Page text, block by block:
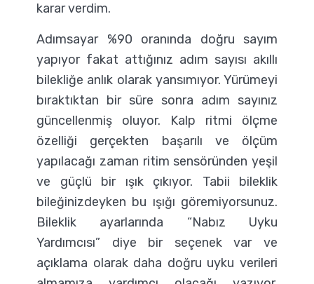
karar verdim.
Adımsayar %90 oranında doğru sayım
yapıyor fakat attığınız adım sayısı akıllı
bilekliğe anlık olarak yansımıyor. Yürümeyi
bıraktıktan bir süre sonra adım sayınız
güncellenmiş oluyor. Kalp ritmi ölçme
özelliği gerçekten başarılı ve ölçüm
yapılacağı zaman ritim sensöründen yeşil
ve güçlü bir ışık çıkıyor. Tabii bileklik
bileğinizdeyken bu ışığı göremiyorsunuz.
Bileklik ayarlarında “Nabız Uyku
Yardımcısı” diye bir seçenek var ve
açıklama olarak daha doğru uyku verileri